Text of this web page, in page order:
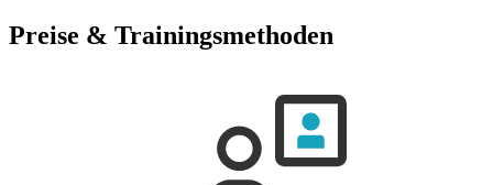
Preise & Trainingsmethoden